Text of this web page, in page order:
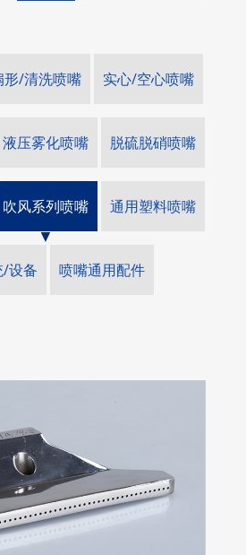
形/清洗喷嘴 实心/空心喷嘴
液压雾化喷嘴 脱硫脱硝喷嘴
吹风系列喷嘴 通用塑料喷嘴
/设备 喷嘴通用配件